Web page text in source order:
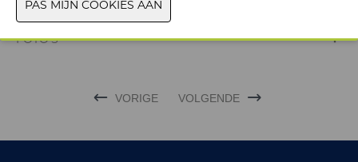
WEBSITE CATALOGUS
FOTO'S
VORIGE VOLGENDE